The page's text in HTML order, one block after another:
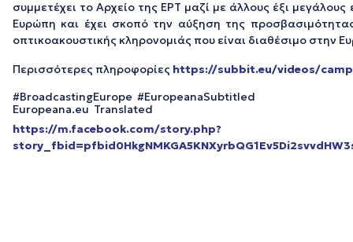
συμμετέχει το Αρχείο της ΕΡΤ μαζί με άλλους έξι
Ευρώπη και έχει σκοπό την αύξηση της
οπτικοακουστικής κληρονομιάς που είναι διαθέσιμο στην
Περισσότερες πληροφορίες https://subbit.eu/videos/
#BroadcastingEurope #EuropeanaSubtitled
Europeana.eu Translated
https://m.facebook.com/story.php?